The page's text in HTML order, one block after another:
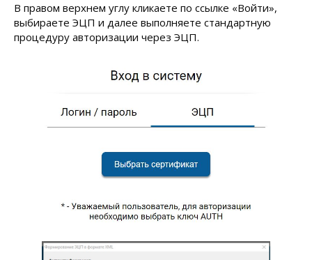
В правом верхнем углу кликаете по ссылке «Войти»,
выбираете ЭЦП и далее выполняете стандартную
процедуру авторизации через ЭЦП.